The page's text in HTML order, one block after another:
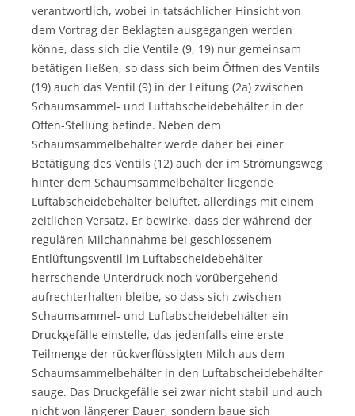
verantwortlich, wobei in tatsächlicher Hinsicht von
dem Vortrag der Beklagten ausgegangen werden
könne, dass sich die Ventile (9, 19) nur gemeinsam
betätigen ließen, so dass sich beim Öffnen des Ventils
(19) auch das Ventil (9) in der Leitung (2a) zwischen
Schaumsammel- und Luftabscheidebehälter in der
Offen-Stellung befinde. Neben dem
Schaumsammelbehälter werde daher bei einer
Betätigung des Ventils (12) auch der im Strömungsweg
hinter dem Schaumsammelbehälter liegende
Luftabscheidebehälter belüftet, allerdings mit einem
zeitlichen Versatz. Er bewirke, dass der während der
regulären Milchannahme bei geschlossenem
Entlüftungsventil im Luftabscheidebehälter
herrschende Unterdruck noch vorübergehend
aufrechterhalten bleibe, so dass sich zwischen
Schaumsammel- und Luftabscheidebehälter ein
Druckgefälle einstelle, das jedenfalls eine erste
Teilmenge der rückverflüssigten Milch aus dem
Schaumsammelbehälter in den Luftabscheidebehälter
sauge. Das Druckgefälle sei zwar nicht stabil und auch
nicht von längerer Dauer, sondern baue sich